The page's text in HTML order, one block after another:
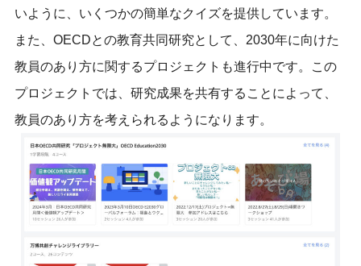
いように、いくつかの簡単なクイズを提供しています。
また、OECDとの教育共同研究として、2030年に向けた
教員のあり方に関するプロジェクトも進行中です。この
プロジェクトでは、研究成果を共有することによって、
教員のあり方を考えられるようになります。